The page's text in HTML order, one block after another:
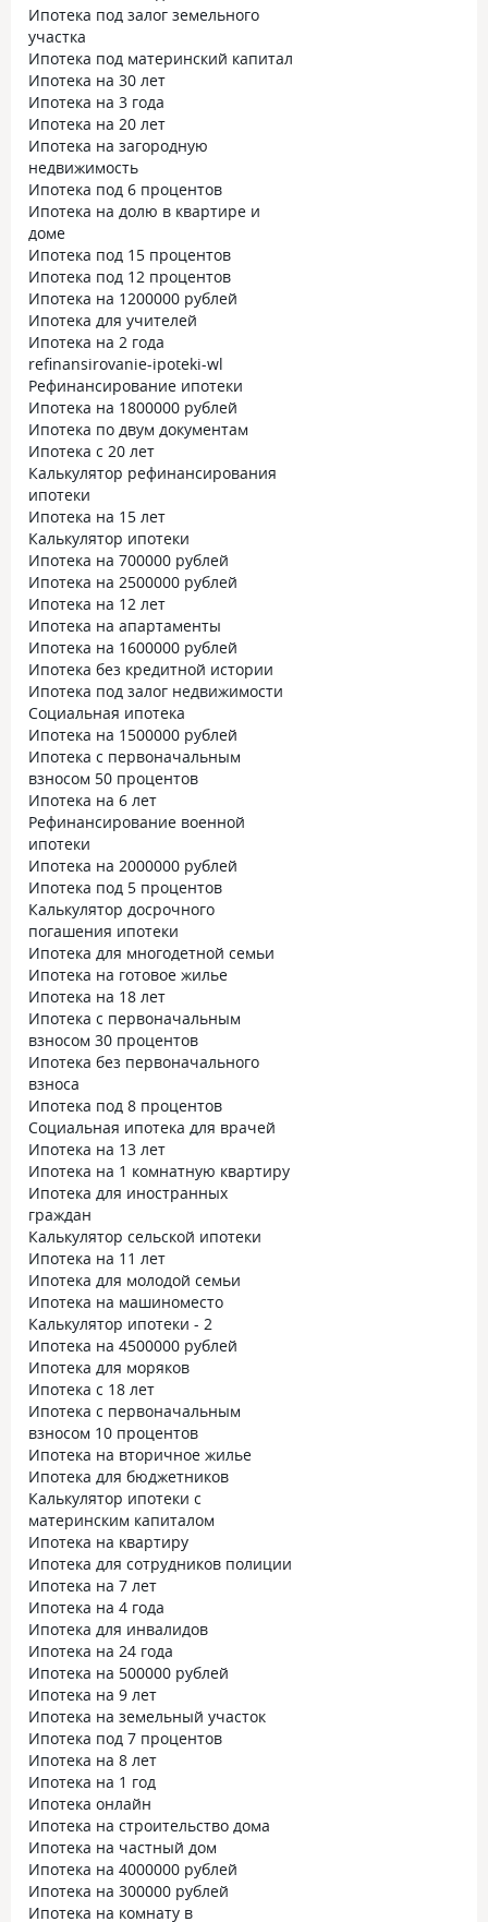
Ипотека под залог земельного
участка
Ипотека под материнский капитал
Ипотека на 30 лет
Ипотека на 3 года
Ипотека на 20 лет
Ипотека на загородную
недвижимость
Ипотека под 6 процентов
Ипотека на долю в квартире и
доме
Ипотека под 15 процентов
Ипотека под 12 процентов
Ипотека на 1200000 рублей
Ипотека для учителей
Ипотека на 2 года
refinansirovanie-ipoteki-wl
Рефинансирование ипотеки
Ипотека на 1800000 рублей
Ипотека по двум документам
Ипотека с 20 лет
Калькулятор рефинансирования
ипотеки
Ипотека на 15 лет
Калькулятор ипотеки
Ипотека на 700000 рублей
Ипотека на 2500000 рублей
Ипотека на 12 лет
Ипотека на апартаменты
Ипотека на 1600000 рублей
Ипотека без кредитной истории
Ипотека под залог недвижимости
Социальная ипотека
Ипотека на 1500000 рублей
Ипотека с первоначальным
взносом 50 процентов
Ипотека на 6 лет
Рефинансирование военной
ипотеки
Ипотека на 2000000 рублей
Ипотека под 5 процентов
Калькулятор досрочного
погашения ипотеки
Ипотека для многодетной семьи
Ипотека на готовое жилье
Ипотека на 18 лет
Ипотека с первоначальным
взносом 30 процентов
Ипотека без первоначального
взноса
Ипотека под 8 процентов
Социальная ипотека для врачей
Ипотека на 13 лет
Ипотека на 1 комнатную квартиру
Ипотека для иностранных
граждан
Калькулятор сельской ипотеки
Ипотека на 11 лет
Ипотека для молодой семьи
Ипотека на машиноместо
Калькулятор ипотеки - 2
Ипотека на 4500000 рублей
Ипотека для моряков
Ипотека с 18 лет
Ипотека с первоначальным
взносом 10 процентов
Ипотека на вторичное жилье
Ипотека для бюджетников
Калькулятор ипотеки с
материнским капиталом
Ипотека на квартиру
Ипотека для сотрудников полиции
Ипотека на 7 лет
Ипотека на 4 года
Ипотека для инвалидов
Ипотека на 24 года
Ипотека на 500000 рублей
Ипотека на 9 лет
Ипотека на земельный участок
Ипотека под 7 процентов
Ипотека на 8 лет
Ипотека на 1 год
Ипотека онлайн
Ипотека на строительство дома
Ипотека на частный дом
Ипотека на 4000000 рублей
Ипотека на 300000 рублей
Ипотека на комнату в